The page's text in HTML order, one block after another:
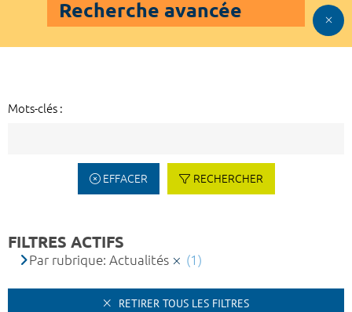
Recherche avancée
Mots-clés :
EFFACER RECHERCHER
FILTRES ACTIFS
Par rubrique: Actualités (1)
RETIRER TOUS LES FILTRES